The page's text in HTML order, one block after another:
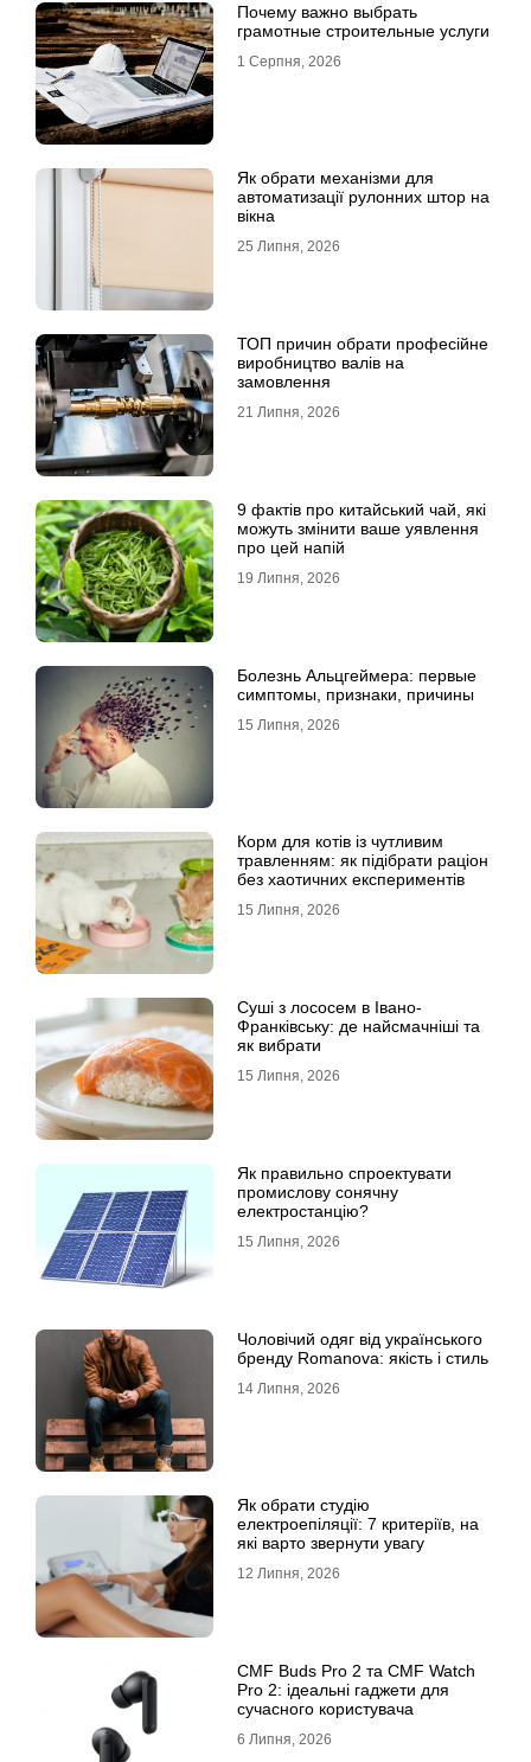
Почему важно выбрать
грамотные строительные услуги
1 Серпня, 2026
Як обрати механізми для
автоматизації рулонних штор на
вікна
25 Липня, 2026
ТОП причин обрати професійне
виробництво валів на
замовлення
21 Липня, 2026
9 фактів про китайський чай, які
можуть змінити ваше уявлення
про цей напій
19 Липня, 2026
Болезнь Альцгеймера: первые
симптомы, признаки, причины
15 Липня, 2026
Корм для котів із чутливим
травленням: як підібрати раціон
без хаотичних експериментів
15 Липня, 2026
Суші з лососем в Івано-
Франківську: де найсмачніші та
як вибрати
15 Липня, 2026
Як правильно спроектувати
промислову сонячну
електростанцію?
15 Липня, 2026
Чоловічий одяг від українського
бренду Romanova: якість і стиль
14 Липня, 2026
Як обрати студію
електроепіляції: 7 критеріїв, на
які варто звернути увагу
12 Липня, 2026
CMF Buds Pro 2 та CMF Watch
Pro 2: ідеальні гаджети для
сучасного користувача
6 Липня, 2026